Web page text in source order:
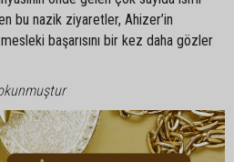
bu nazik ziyaretler, Ahizer’in
başarısını bir kez daha gözler